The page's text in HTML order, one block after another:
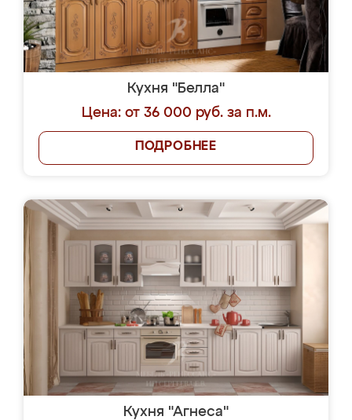
Кухня "Белла"
Цена: от 36 000 руб. за п.м.
ПОДРОБНЕЕ
Кухня "Агнеса"